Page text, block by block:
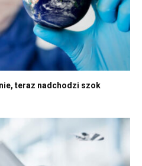
teraz nadchodzi szok